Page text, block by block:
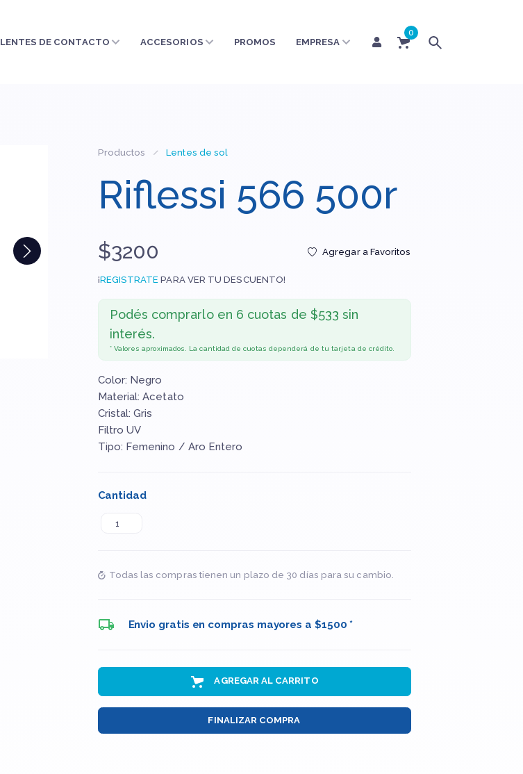
0
LENTES DE CONTACTO ACCESORIOS PROMOS EMPRESA
Productos Lentes de sol
Riflessi 566 500r
$3200 Agregar a Favoritos
¡REGISTRATE PARA VER TU DESCUENTO!
Podés comprarlo en 6 cuotas de $533 sin
interés.
* Valores aproximados. La cantidad de cuotas dependerá de tu tarjeta de crédito.
Color: Negro
Material: Acetato
Cristal: Gris
Filtro UV
Tipo: Femenino / Aro Entero
Cantidad
Todas las compras tienen un plazo de 30 días para su cambio.
Envio gratis en compras mayores a $1500 *
AGREGAR AL CARRITO
FINALIZAR COMPRA